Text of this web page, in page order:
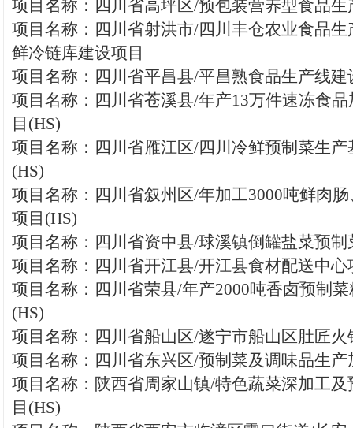
项目名称：四川省高坪区/预包装营养型食品生
项目名称：四川省射洪市/四川丰仓农业食品
鲜冷链库建设项目
项目名称：四川省平昌县/平昌熟食品生产线建
项目名称：四川省苍溪县/年产13万件速冻食
目(HS)
项目名称：四川省雁江区/四川冷鲜预制菜生产
(HS)
项目名称：四川省叙州区/年加工3000吨鲜肉
项目(HS)
项目名称：四川省资中县/球溪镇倒罐盐菜预制
项目名称：四川省开江县/开江县食材配送中心
项目名称：四川省荣县/年产2000吨香卤预制
(HS)
项目名称：四川省船山区/遂宁市船山区肚匠
项目名称：四川省东兴区/预制菜及调味品生产
项目名称：陕西省周家山镇/特色蔬菜深加工
目(HS)